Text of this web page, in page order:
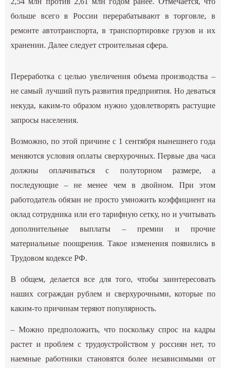
больше всего в России перерабатывают в торговле, в
ремонте автотранспорта, в транспортировке грузов и их
хранении. Далее следует строительная сфера.
Переработка с целью увеличения объема производства –
не самый лучший путь развития предприятия. Но деваться
некуда, каким-то образом нужно удовлетворять растущие
запросы населения.
Возможно, по этой причине с 1 сентября нынешнего года
меняются условия оплаты сверхурочных. Первые два часа
должны оплачиваться с полуторном размере, а
последующие – не менее чем в двойном. При этом
работодатель обязан не просто умножить коэффициент на
оклад сотрудника или его тарифную сетку, но и учитывать
дополнительные выплаты – премии и прочие
материальные поощрения. Такое изменения появились в
Трудовом кодексе РФ.
В общем, делается все для того, чтобы заинтересовать
наших сограждан рублем и сверхурочными, которые по
каким-то причинам теряют популярность.
– Можно предположить, что поскольку спрос на кадры
растет и проблем с трудоустройством у россиян нет, то
наемные работники становятся более независимыми от